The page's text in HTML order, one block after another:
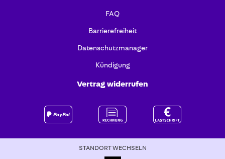
FAQ
Barrierefreiheit
Datenschutzmanager
Kündigung
Vertrag widerrufen
STANDORT WECHSELN